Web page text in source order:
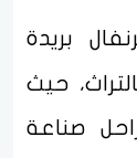
بريدة
حيث
صناعة